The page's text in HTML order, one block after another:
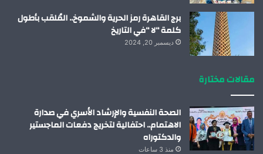
برج القاهرة رمز الحرية والشموخ.. المُلقب بأطول
كلمة “لا “في التاريخ
ديسمبر 20, 2024
مقالات مختارة
الصحة النفسية والإرشاد الأسري في صدارة
الاهتمام.. احتفالية لتخريج دفعات الماجستير
والدكتوراه
منذ 3 ساعات